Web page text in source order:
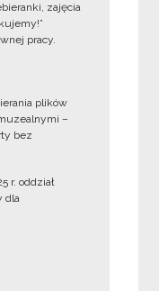
zajęcia
pracy.
plików
–
bez
r. oddział
dla